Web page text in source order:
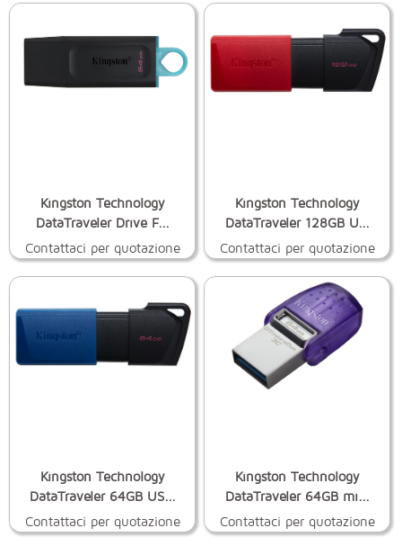
Kingston Technology
DataTraveler Drive F...
Contattaci per quotazione
Kingston Technology
DataTraveler 128GB U...
Contattaci per quotazione
Kingston Technology
DataTraveler 64GB US...
Contattaci per quotazione
Kingston Technology
DataTraveler 64GB mi...
Contattaci per quotazione